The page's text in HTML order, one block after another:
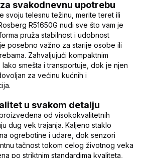
svakodnevnu upotrebu
svoju telesnu težinu, merite teret ili
R51650G nudi sve što vam je
pruža stabilnost i udobnost
posebno važno za starije osobe ili
Zahvaljujući kompaktnim
smešta i transportuje, dok je njen
za većinu kućnih i
u svakom detalju
od visokokvalitetnih
dug vek trajanja. Kaljeno staklo
ogrebotine i udare, dok senzori
tačnost tokom celog životnog veka
po striktnim standardima kvaliteta,